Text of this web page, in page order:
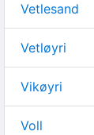
Vetlesand
Vetløyri
Vikøyri
Voll